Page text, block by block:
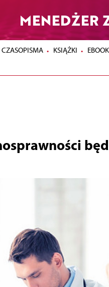
MENEDŻER
CZASOPISMA KSIĄŻKI